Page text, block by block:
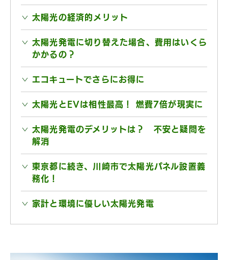
太陽光の経済的メリット
太陽光発電に切り替えた場合、費用はいくら
かかるの？
エコキュートでさらにお得に
太陽光とEVは相性最高！ 燃費7倍が現実に
太陽光発電のデメリットは？ 不安と疑問を
解消
東京都に続き、川崎市で太陽光パネル設置義
務化！
家計と環境に優しい太陽光発電